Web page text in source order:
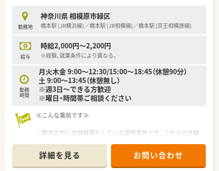
■ドクターとの連携を重視し、クリニックマンツーマン型の店舗
が中心です
■病院門前の店舗もあり、全科目幅広く触れることができます
店舗数は多さに比して各店舗の裁量権が大きく、各店舗の特色に
あった運営をしています
しています
■応需枚数30枚/人以下での余裕を持った人員配置を基本として
います
■店舗の裁量権が大きいので、店舗内のメンバーと協力し合いフ
■会社から一方的なノルマや指示をされることはないため、自律
的に業務に向き合える方
■人柄・適性・意欲を重視した採用方針で若手～ベテランまでチ
ャレンジできます
勤務地
神奈川県 相模原市緑区
橋本駅 (JR横浜線)／橋本駅 (JR相模線)／橋本駅 (京王相模原線)
給与
時給2,000円～2,200円
※経験、就業条件により異なる。
勤務
時間
月火木金 9:00～12:30/15:00～18:45（休憩90分）
土 9:00～13:45（休憩無し）
※週3日～できる方歓迎
※曜日・時間帯ご相談ください
≪こんな薬局です≫
◇都内近郊に店舗展開をしている調剤薬局です。こちらの店舗
◇業務効率を考え、電子薬歴・分包機等のシステムも完備されて
います。
◇近隣クリニックから複数科目を応需している薬局です。
詳細を見る お問い合わせ